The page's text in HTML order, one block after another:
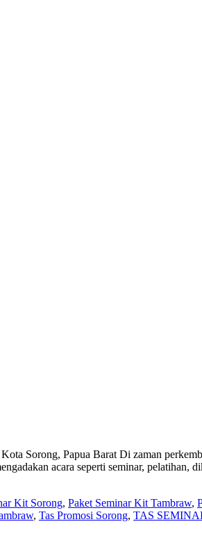
Sorong, Papua Barat Di zaman
acara seperti seminar,
Kit Sorong, Paket Seminar Kit Tambraw,
, Tas Promosi Sorong, TAS